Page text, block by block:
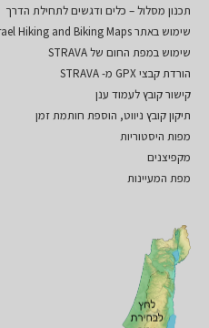
תכנון מסלול – כלים ודגשים לתחילת הדרך
שימוש באתר Israel Hiking and Biking Maps
שימוש במפת החום של STRAVA
הורדת קבצי GPX מ- STRAVA
קישור קובץ לעמוד ענן
תיקון קובץ ניווט, הוספת חותמת זמן
מפות היסטוריות
מקפיצנים
מפת המעיינות